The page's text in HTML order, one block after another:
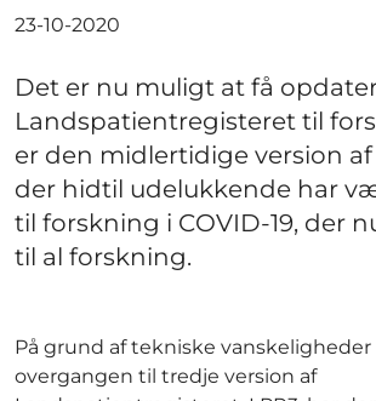
23-10-2020
Det er nu muligt at få
Landspatientregisteret til
er den midlertidige version
der hidtil udelukkende har
til forskning i COVID-19, der
til al forskning.
På grund af tekniske
overgangen til tredje version af